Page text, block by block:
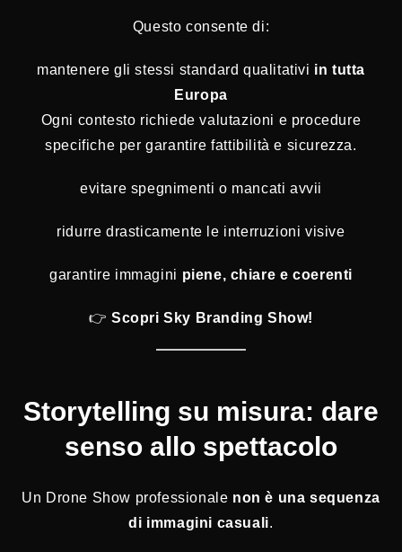
Questo consente di:
mantenere gli stessi standard qualitativi in tutta
Europa
Ogni contesto richiede valutazioni e procedure
specifiche per garantire fattibilità e sicurezza.
evitare spegnimenti o mancati avvii
ridurre drasticamente le interruzioni visive
garantire immagini piene, chiare e coerenti
👉Scopri Sky Branding Show!
Storytelling su misura: dare
senso allo spettacolo
Un Drone Show professionale non è una sequenza
di immagini casuali.